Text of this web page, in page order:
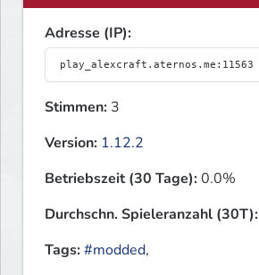
Adresse (IP):
Stimmen: 3
Version: 1.12.2
Betriebszeit (30 Tage):0.0%
Durchschn. Spieleranzahl (30T):
Tags:#modded,